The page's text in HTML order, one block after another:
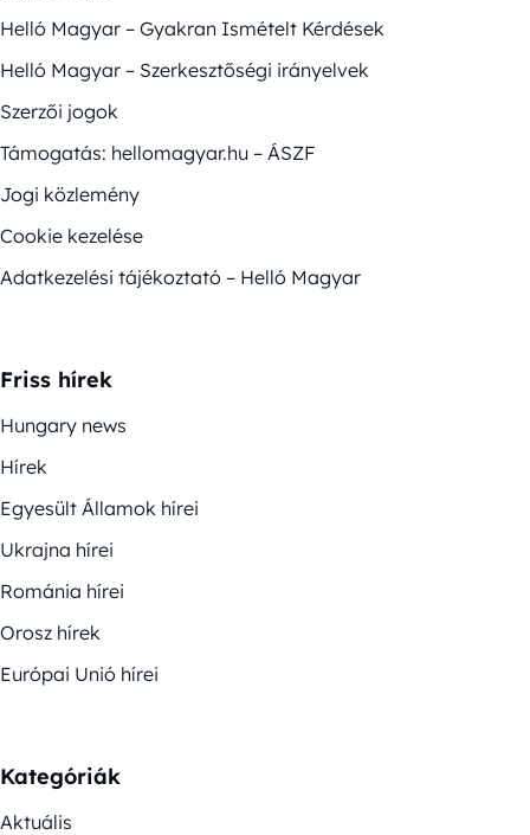
Helló Magyar – Gyakran Ismételt Kérdések
Helló Magyar – Szerkesztőségi irányelvek
Szerzői jogok
Támogatás: hellomagyar.hu – ÁSZF
Jogi közlemény
Cookie kezelése
Adatkezelési tájékoztató – Helló Magyar
Friss hírek
Hungary news
Hírek
Egyesült Államok hírei
Ukrajna hírei
Románia hírei
Orosz hírek
Európai Unió hírei
Kategóriák
Aktuális